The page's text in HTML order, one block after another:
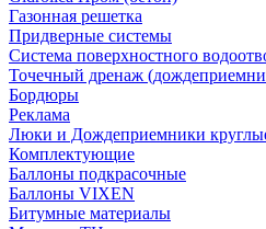
Газонная решетка
Придверные системы
Система поверхностного
Точечный дренаж
Бордюры
Рекламa
Люки и Дождеприемники
Комплектующие
Баллоны подкрасочные
Баллоны VIXEN
Битумные материалы